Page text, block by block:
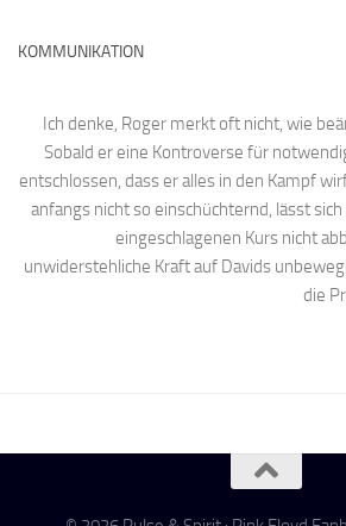
KOMMUNIKATION
Ich denke, Roger merkt oft nicht, wie
Sobald er eine Kontroverse für
entschlossen, dass er alles in den Kampf
anfangs nicht so einschüchternd, lässt
eingeschlagenen Kurs nicht
unwiderstehliche Kraft auf Davids
die